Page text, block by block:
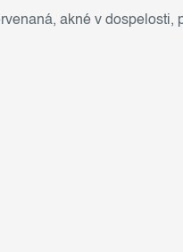
, akné v dospelosti,